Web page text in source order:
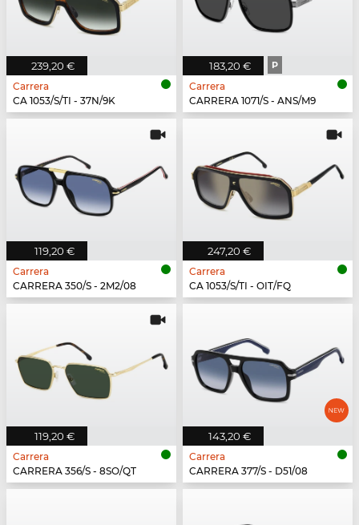
239,20 €
Carrera
CA 1053/S/TI - 37N/9K
183,20 € P
Carrera
CARRERA 1071/S - ANS/M9
119,20 €
Carrera
CARRERA 350/S - 2M2/08
247,20 €
Carrera
CA 1053/S/TI - OIT/FQ
119,20 €
Carrera
CARRERA 356/S - 8SO/QT
143,20 €
Carrera
CARRERA 377/S - D51/08